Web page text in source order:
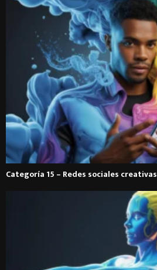
Categoría 15 – Redes sociales creativas